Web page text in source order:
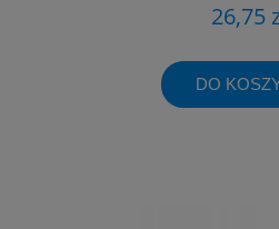
26,75
DO